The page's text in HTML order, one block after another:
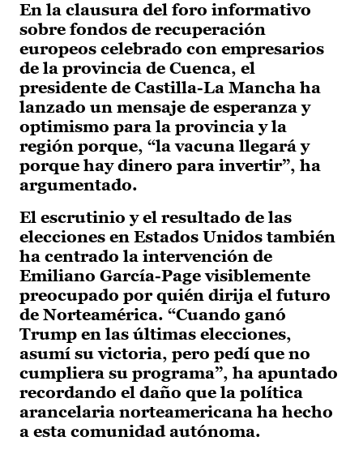
En la clausura del foro informativo
sobre fondos de recuperación
europeos celebrado con empresarios
de la provincia de Cuenca, el
presidente de Castilla-La Mancha ha
lanzado un mensaje de esperanza y
optimismo para la provincia y la
región porque, “la vacuna llegará y
porque hay dinero para invertir”, ha
argumentado.
El escrutinio y el resultado de las
elecciones en Estados Unidos también
ha centrado la intervención de
Emiliano García-Page visiblemente
preocupado por quién dirija el futuro
de Norteamérica. “Cuando ganó
Trump en las últimas elecciones,
asumí su victoria, pero pedí que no
cumpliera su programa”, ha apuntado
recordando el daño que la política
arancelaria norteamericana ha hecho
a esta comunidad autónoma.